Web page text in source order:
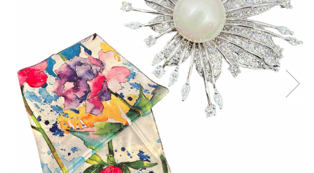
Reduceri
Cele mai noi
Cele mai vandute
Cele mai votate
Cu video
0 Lei - 100 Lei